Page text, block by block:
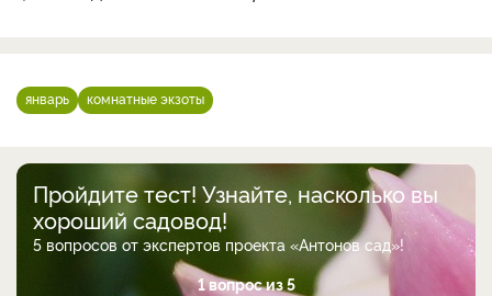
январь комнатные экзоты
Пройдите тест! Узнайте, насколько вы
хороший садовод!
5 вопросов от экспертов проекта «Антонов сад»!
1 вопрос из 5